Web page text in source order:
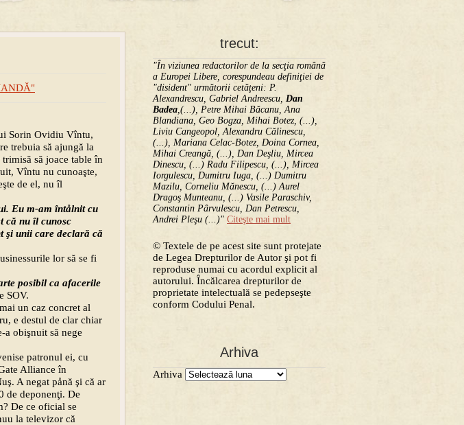
trecut:
"În viziunea redactorilor de la secţia română
a Europei Libere, corespundeau definiţiei de
"disident" următorii ce­tă­ţeni: P.
Alexandrescu, Gabriel Andreescu, Dan
Badea,(...), Petre Mihai Băcanu, Ana
Blandiana, Geo Bogza, Mihai Botez, (...),
Liviu Cangeopol, Alexandru Călinescu,
(...), Mariana Celac-Botez, Doina Cornea,
Mihai Creangă, (...), Dan Deşliu, Mircea
Dinescu, (...) Radu Filipescu, (...), Mircea
Iorgulescu, Dumitru Iuga, (...) Dumitru
Mazilu, Corneliu Mănescu, (...) Aurel
Dragoş Munteanu, (...) Vasile Paraschiv,
Constantin Pârvulescu, Dan Petrescu,
Andrei Pleşu (...)" Citeşte mai mult
© Textele de pe acest site sunt protejate
de Legea Drepturilor de Autor şi pot fi
reproduse numai cu acordul explicit al
autorului. Încălcarea drepturilor de
proprietate intelectuală se pedepseşte
conform Codului Penal.
Arhiva
Arhiva
Sorin Ovidiu Vîntu,
trebuia să ajungă la
să joace table în
Vîntu nu cunoaşte,
de el, nu îl
Eu m-am întålnit cu
că nu îl cunosc
şi unii care declară că
lor să se fi
posibil ca afacerile
SOV.
un caz concret al
e destul de clar chiar
a obişnuit să nege
patronul ei, cu
Alliance în
A negat pånă şi că ar
de deponenţi. De
De ce oficial se
la televizor că